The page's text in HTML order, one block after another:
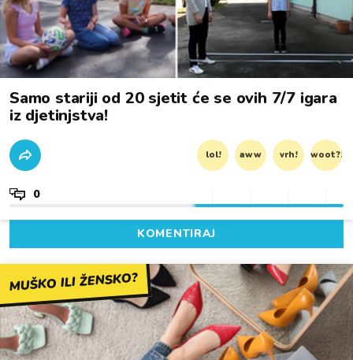
Samo stariji od 20 sjetit će se ovih 7/7 igara
iz djetinjstva!
lol! aww vrh! woot?!
0
KOMENTIRAJ
MUŠKO ILI ŽENSKO?